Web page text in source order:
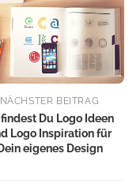
NÄCHSTER BEITRAG
Du Logo Ideen
Logo Inspiration für
Dein eigenes Design